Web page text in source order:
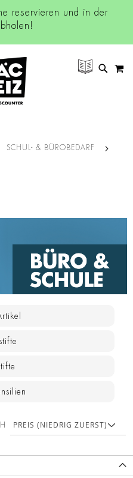
reservieren und in der
SUCHE
SCHUL- & BÜROBEDARF